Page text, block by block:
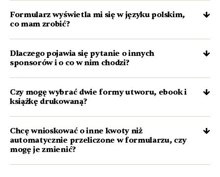
Formularz wyświetla mi się w języku polskim,
co mam zrobić?
Dlaczego pojawia się pytanie o innych
sponsorów i o co w nim chodzi?
Czy mogę wybrać dwie formy utworu, ebook i
książkę drukowaną?
Chcę wnioskować o inne kwoty niż
automatycznie przeliczone w formularzu, czy
mogę je zmienić?